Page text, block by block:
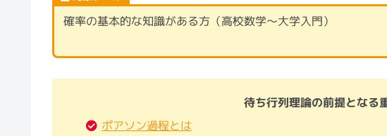
確率の基本的な知識がある方（高校数学〜大学入門）
待ち行列理論の前提となる
ポアソン過程とは